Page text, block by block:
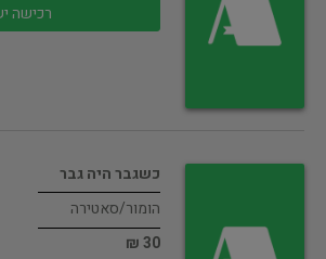
רכישה
כשגבר היה גבר
הומור/סאטירה
30 ₪